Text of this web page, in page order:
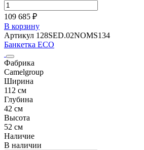
109 685 ₽
В корзину
Артикул 128SED.02NOMS134
Банкетка ECO
Фабрика
Camelgroup
Ширина
112 см
Глубина
42 см
Высота
52 см
Наличие
В наличии